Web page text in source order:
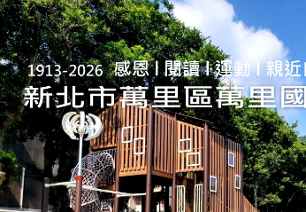
跳
到
主
要
內
容
區